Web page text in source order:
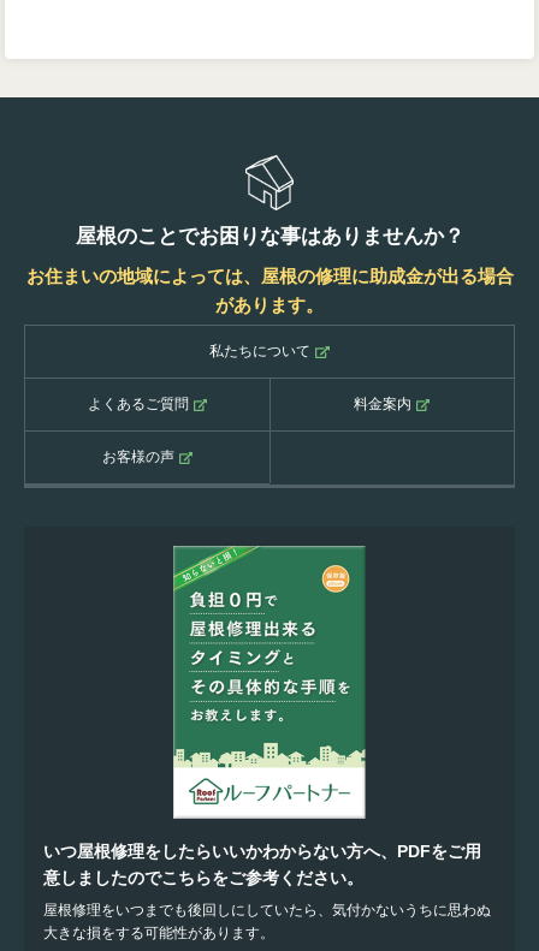
屋根のことでお困りな事はありませんか？
お住まいの地域によっては、屋根の修理に助成金が出る場合
があります。
私たちについて
よくあるご質問 料金案内
お客様の声
いつ屋根修理をしたらいいかわからない方へ、PDFをご用
意しましたのでこちらをご参考ください。
屋根修理をいつまでも後回しにしていたら、気付かないうちに思わぬ
大きな損をする可能性があります。